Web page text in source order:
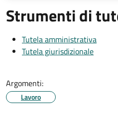
Strumenti di
Tutela amministrativa
Tutela giurisdizionale
Argomenti:
Lavoro